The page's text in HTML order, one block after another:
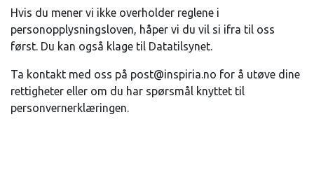
Hvis du mener vi ikke overholder reglene i
personopplysningsloven, håper vi du vil si ifra til oss
først. Du kan også klage til Datatilsynet.
Ta kontakt med oss på post@inspiria.no for å utøve dine
rettigheter eller om du har spørsmål knyttet til
personvernerklæringen.